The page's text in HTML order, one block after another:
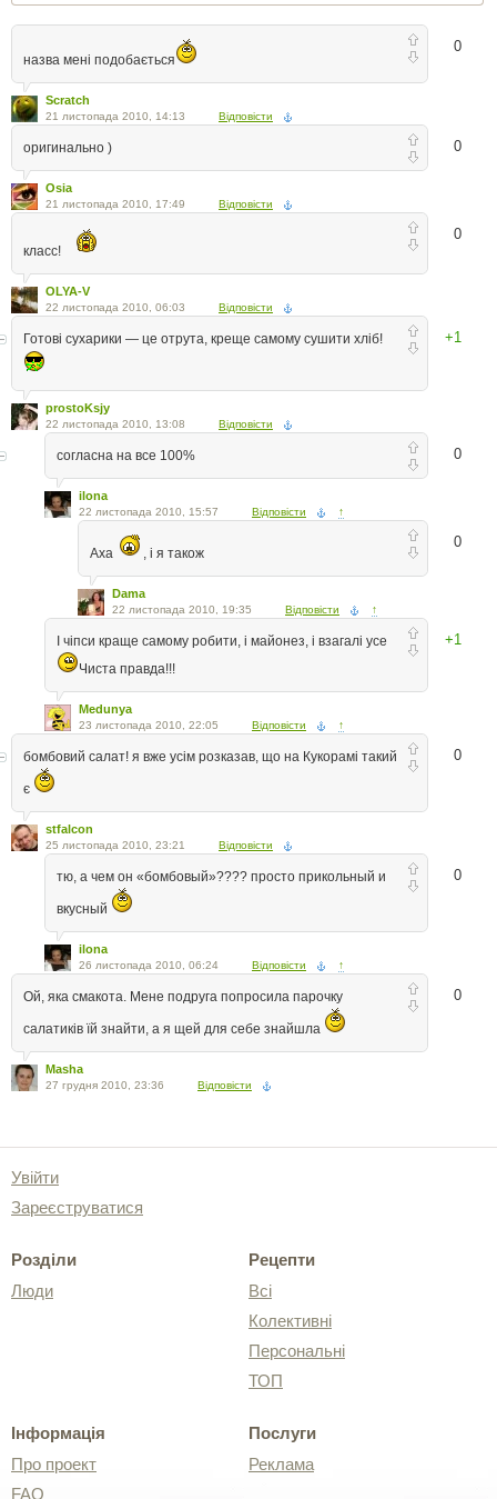
0
назва мені подобається
Scratch
21 листопада 2010, 14:13 Відповісти
0
оригинально )
Osia
21 листопада 2010, 17:49 Відповісти
0
класс!
OLYA-V
22 листопада 2010, 06:03 Відповісти
+1
Готові сухарики — це отрута, креще самому сушити хліб!
prostoKsjy
22 листопада 2010, 13:08 Відповісти
0
согласна на все 100%
ilona
22 листопада 2010, 15:57 Відповісти ↑
0
Аха , і я також
Dama
22 листопада 2010, 19:35 Відповісти ↑
+1
І чіпси краще самому робити, і майонез, і взагалі усе
Чиста правда!!!
Medunya
23 листопада 2010, 22:05 Відповісти ↑
0
бомбовий салат! я вже усім розказав, що на Кукорамі такий
є
stfalcon
25 листопада 2010, 23:21 Відповісти
0
тю, а чем он «бомбовый»???? просто прикольный и
вкусный
ilona
26 листопада 2010, 06:24 Відповісти ↑
0
Ой, яка смакота. Мене подруга попросила парочку
салатиків їй знайти, а я щей для себе знайшла
Masha
27 грудня 2010, 23:36 Відповісти
Увійти
Зареєструватися
Розділи
Люди
Рецепти
Всі
Колективні
Персональні
ТОП
Інформація
Про проект
FAQ
Послуги
Реклама